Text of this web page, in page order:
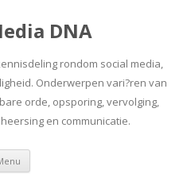
DNA
rondom social media,
Onderwerpen vari?ren van
orde, opsporing, vervolging,
en communicatie.
Spring